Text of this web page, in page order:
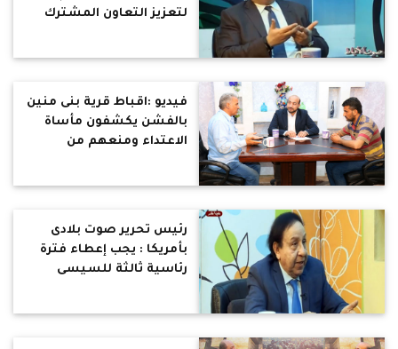
لتعزيز التعاون المشترك
فيديو :اقباط قرية بنى منين
بالفشن يكشفون مأساة
الاعتداء ومنعهم من
رئيس تحرير صوت بلادى
بأمريكا : يجب إعطاء فترة
رئاسية ثالثة للسيسى